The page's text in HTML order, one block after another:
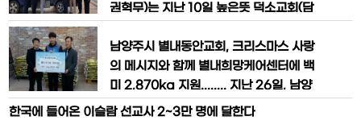
청 열린광장에 환하게 밝혔다. 금년 성탄
자로 표현하고, 무수히 쏟아져 내리는 별
빛과 눈을 조명으로 표현하여
권혁무)는 지난 10일 높은뜻 덕소교회(담
한 선풍기 70대(560만원 상당)를 후원했
다고 밝혔다. 교회 관계자는“올 여름 기온
이 예년보다도 더 높을 것으로 전망되는
상황에서 무더위에 취약한 저소득계층을
남양주시 별내동안교회, 크리스마스 사랑
의 메시지와 함께 별내희망케어센터에 백
미 2,870kg 지원........ 지난 26일, 남양
주시 별내동안교회(담임목사 나광현)는
한국에 들어온 이슬람 선교사 2~3만 명에 달한다